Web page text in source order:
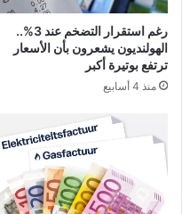
رغم استقرار التضخم عند 3%..
الهولنديون يشعرون بأن الأسعار
ترتفع بوتيرة أكبر
منذ 4 أسابيع